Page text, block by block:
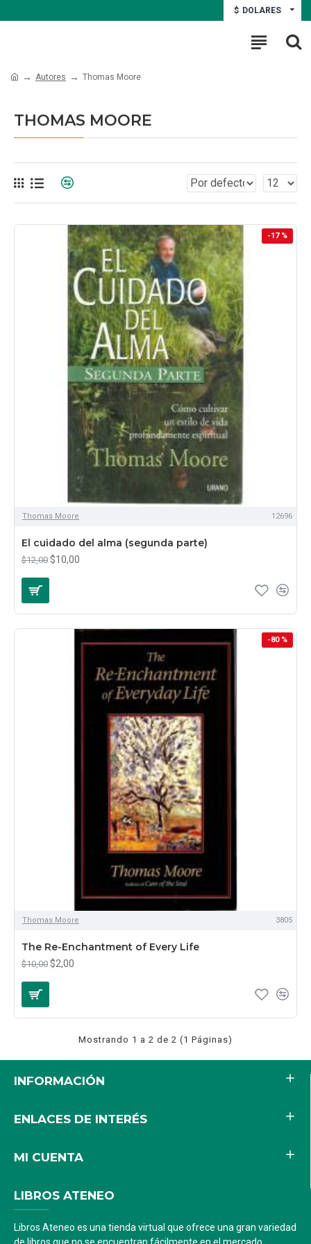
$ DOLARES
Autores Thomas Moore
THOMAS MOORE
-17 %
Thomas Moore 12696
El cuidado del alma (segunda parte)
$12,00 $10,00
-80 %
Thomas Moore 3805
The Re-Enchantment of Every Life
$10,00 $2,00
Mostrando 1 a 2 de 2 (1 Páginas)
INFORMACIÓN
ENLACES DE INTERÉS
MI CUENTA
LIBROS ATENEO
Libros Ateneo es una tienda virtual que ofrece una gran variedad